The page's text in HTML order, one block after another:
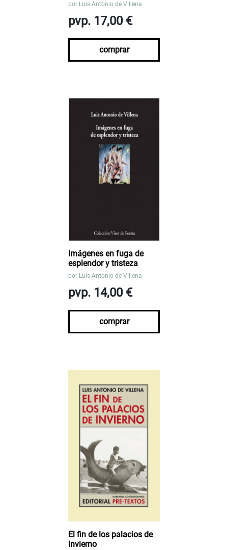
por Luis Antonio de Villena
pvp. 17,00 €
comprar
Imágenes en fuga de
esplendor y tristeza
por Luis Antonio de Villena
pvp. 14,00 €
comprar
El fin de los palacios de
invierno